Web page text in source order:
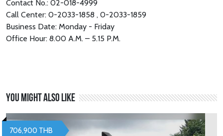
Contact No.: 02-018-4999
Call Center: 0-2033-1858 , 0-2033-1859
Business Date: Monday - Friday
Office Hour: 8.00 A.M. – 5.15 P.M.
You might also like
706,900 THB